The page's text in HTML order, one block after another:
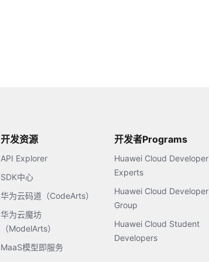
开发资源
API Explorer
SDK中心
华为云码道（CodeArts）
华为云魔坊
（ModelArts）
MaaS模型即服务
开发者Programs
Huawei Cloud Developer
Experts
Huawei Cloud Developer
Group
Huawei Cloud Student
Developers